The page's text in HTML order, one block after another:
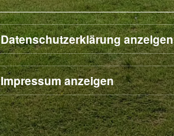
Datenschutzerklärung anzeigen
Impressum anzeigen